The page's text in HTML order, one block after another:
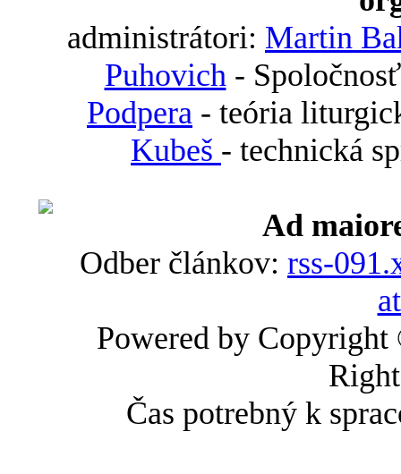
administrátori: Martin
Puhovich-
Podpera - teória
Kubeš - technická
Ad
Odber článkov: rss-
Powered by
Čas potrebný k